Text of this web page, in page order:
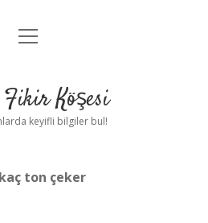
Anasayfa
Uyarı
menüyü
Köşesi
keyifli bilgiler bul!
ton çeker